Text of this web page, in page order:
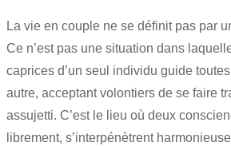
La vie en couple ne se définit pas par
Ce n’est pas une situation dans
caprices d’un seul individu guide
autre, acceptant volontiers de se faire
assujetti. C’est le lieu où deux
librement, s’interpénètrent